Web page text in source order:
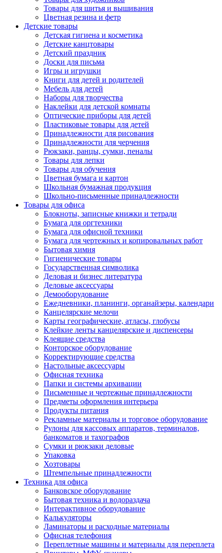
Товары для шитья и вышивания
Цветная резина и фетр
Детские товары
Детская гигиена и косметика
Детские канцтовары
Детский праздник
Доски для письма
Игры и игрушки
Книги для детей и родителей
Мебель для детей
Наборы для творчества
Наклейки для детской комнаты
Оптические приборы для детей
Пластиковые товары для детей
Принадлежности для рисования
Принадлежности для черчения
Рюкзаки, ранцы, сумки, пеналы
Товары для лепки
Товары для обучения
Цветная бумага и картон
Школьная бумажная продукция
Школьно-письменные принадлежности
Товары для офиса
Блокноты, записные книжки и тетради
Бумага для оргтехники
Бумага для офисной техники
Бумага для чертежных и копировальных работ
Бытовая химия
Гигиенические товары
Государственная символика
Деловая и бизнес литература
Деловые аксессуары
Демооборудование
Ежедневники, планинги, органайзеры, календари
Канцелярские мелочи
Карты географические, атласы, глобусы
Клейкие ленты канцелярские и диспенсеры
Клеящие средства
Конторское оборудование
Корректирующие средства
Настольные аксессуары
Офисная техника
Папки и системы архивации
Письменные и чертежные принадлежности
Предметы оформления интерьера
Продукты питания
Рекламные материалы и торговое оборудование
Рулоны для кассовых аппаратов, терминалов,
банкоматов и тахографов
Сумки и рюкзаки деловые
Упаковка
Хозтовары
Штемпельные принадлежности
Техника для офиса
Банковское оборудование
Бытовая техника и водораздача
Интерактивное оборудование
Калькуляторы
Ламинаторы и расходные материалы
Офисная телефония
Переплетные машины и материалы для переплета